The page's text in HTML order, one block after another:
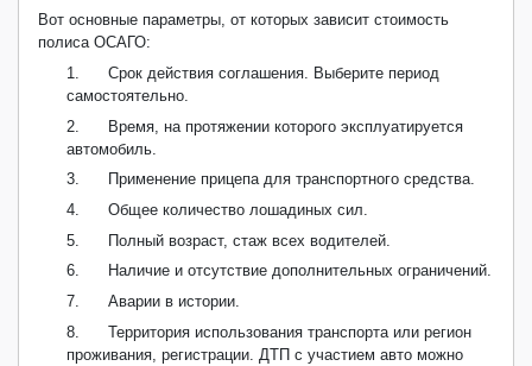
Вот основные параметры, от которых зависит стоимость
полиса ОСАГО:
1.
Срок действия соглашения. Выберите период
самостоятельно.
2.
Время, на протяжении которого эксплуатируется
автомобиль.
3.
Применение прицепа для транспортного средства.
4.
Общее количество лошадиных сил.
5.
Полный возраст, стаж всех водителей.
6.
Наличие и отсутствие дополнительных ограничений.
7.
Аварии в истории.
8.
Территория использования транспорта или регион
проживания, регистрации. ДТП с участием авто можно